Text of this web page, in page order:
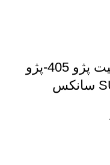
بوش و پیستون 1800 گرافیت پژو 405-پژو